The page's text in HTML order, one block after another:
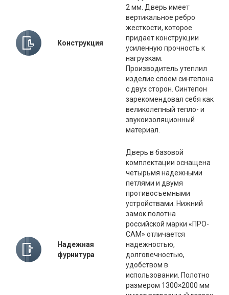
Конструкция
2 мм. Дверь имеет
вертикальное ребро
жесткости, которое
придает конструкции
усиленную прочность к
нагрузкам.
Производитель утеплил
изделие слоем синтепона
с двух сторон. Синтепон
зарекомендовал себя как
великолепный тепло- и
звукоизоляционный
материал.
Надежная
фурнитура
Дверь в базовой
комплектации оснащена
четырьмя надежными
петлями и двумя
противосъемными
устройствами. Нижний
замок полотна
российской марки «ПРО-
САМ» отличается
надежностью,
долговечностью,
удобством в
использовании. Полотно
размером 1300×2000 мм